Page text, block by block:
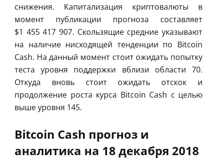
снижения. Капитализация криптовалюты в
момент публикации прогноза составляет
$1 455 417 907. Скользящие средние указывают
на наличие нисходящей тенденции по Bitcoin
Cash. На данный момент стоит ожидать попытку
теста уровня поддержки вблизи области 70.
Откуда вновь стоит ожидать отскок и
продолжение роста курса Bitcoin Cash с целью
выше уровня 145.
Bitcoin Cash прогноз и
аналитика на 18 декабря 2018